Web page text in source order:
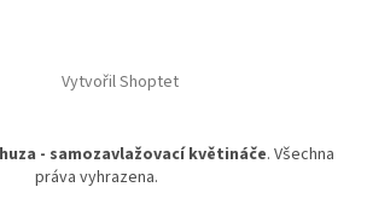
Vytvořil Shoptet
- samozavlažovací květináče. Všechna
práva vyhrazena.